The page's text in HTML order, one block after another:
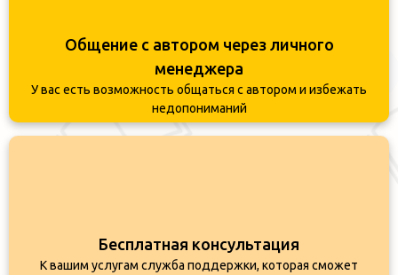
Общение с автором через личного
менеджера
У вас есть возможность общаться с автором и избежать
недопониманий
Бесплатная консультация
К вашим услугам служба поддержки, которая сможет